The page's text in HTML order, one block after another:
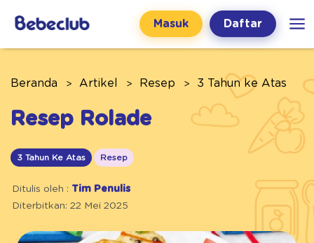
Masuk Daftar
Beranda Artikel Resep 3 Tahun ke Atas
Resep Rolade
3 Tahun Ke Atas Resep
Ditulis oleh : Tim Penulis
Diterbitkan: 22 Mei 2025